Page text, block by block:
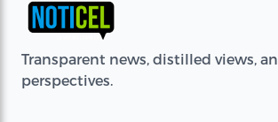
Transparent news, distilled views,
perspectives.